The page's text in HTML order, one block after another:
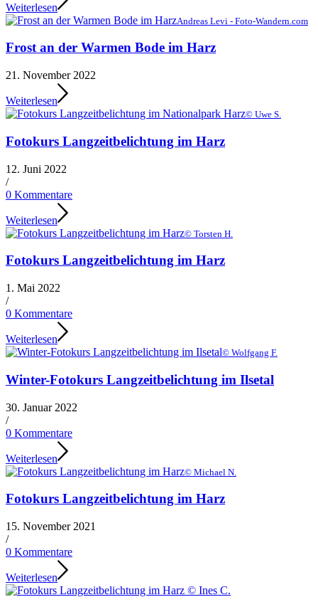
Weiterlesen
Andreas Levi - Foto-Wandern.com
Frost an der Warmen Bode im Harz
21. November 2022
Weiterlesen
© Uwe S.
Fotokurs Langzeitbelichtung im Harz
12. Juni 2022
/
0 Kommentare
Weiterlesen
© Torsten H.
Fotokurs Langzeitbelichtung im Harz
1. Mai 2022
/
0 Kommentare
Weiterlesen
© Wolfgang F.
Winter-Fotokurs Langzeitbelichtung im Ilsetal
30. Januar 2022
/
0 Kommentare
Weiterlesen
© Michael N.
Fotokurs Langzeitbelichtung im Harz
15. November 2021
/
0 Kommentare
Weiterlesen